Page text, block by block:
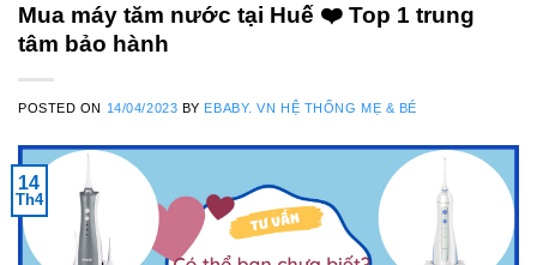
Mua máy tăm nước tại Huế ❤️️ Top 1 trung
tâm bảo hành
POSTED ON 14/04/2023 BY EBABY. VN HỆ THỐNG MẸ & BÉ
14
Th4